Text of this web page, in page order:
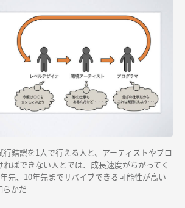
錯誤を1人で行える人と、アーティストやプロ
ばできない人とでは、成長速度がちがってく
先、10年先までサバイブできる可能性が高い
らかだ